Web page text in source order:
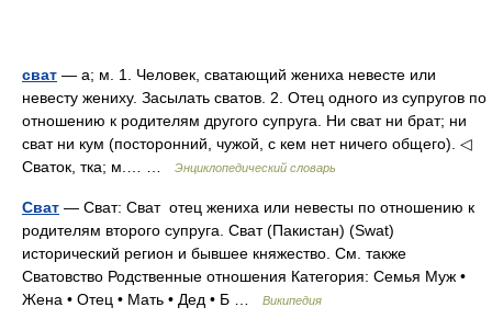
сват — а; м. 1. Человек, сватающий жениха невесте или
невесту жениху. Засылать сватов. 2. Отец одного из супругов по
отношению к родителям другого супруга. Ни сват ни брат; ни
сват ни кум (посторонний, чужой, с кем нет ничего общего). ◁
Сваток, тка; м.… …
Энциклопедический словарь
Сват — Сват: Сват отец жениха или невесты по отношению к
родителям второго супруга. Сват (Пакистан) (Swat)
исторический регион и бывшее княжество. См. также
Сватовство Родственные отношения Категория: Семья Муж •
Жена • Отец • Мать • Дед • Б …
Википедия